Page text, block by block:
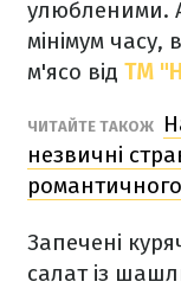
улюбленими.
мінімум
м'ясо від ТМ
ЧИТАЙТЕ ТАКОЖ
незвичні
Запечені
салат із